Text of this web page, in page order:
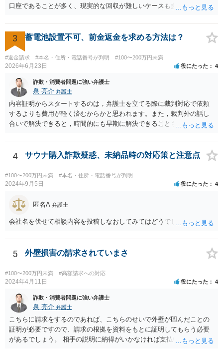
口座であることが多く、現実的な回収が難しいケースも多いでしょ
3 蓄電池設置不可、前金返金を求める方法は？
#返金請求 #本名・住所・電話番号が判明 #100〜200万円未満
2026年6月23日 役にたった 4
詐欺・消費者問題に強い弁護士
泉 亮介 弁護士
内容証明からスタートするのは，弁護士を立てる際に裁判対応で依頼
するよりも費用が軽く済むからかと思われます。また，裁判外の話し
合いで解決できると，時間的にも早期に解決できることも見込めま
スもあり，その場合は裁判手続きから始めることとなるかと思われま
す。 支払督促については異議を出されると通常訴訟へ移行するため，
った方が良いでしょう。
4 サウナ購入詐欺疑惑、未納品時の対応策と注意点
#100〜200万円未満 #本名・住所・電話番号が判明
2024年9月5日 役にたった 4
匿名A 弁護士
会社名を伏せて相談内容を投稿しなおしてみてはどうでしょうか？
5 外壁損害の請求されていまさ
#100〜200万円未満 #高額請求への対応
2024年4月11日 役にたった 4
詐欺・消費者問題に強い弁護士
泉 亮介 弁護士
こちらに請求をするのであれば、こちらのせいで外壁が凹んだことの
証明が必要ですので、請求の根拠を資料をもとに証明してもらう必要
があるでしょう。 相手の説明に納得がいかなければ支払い義務がある